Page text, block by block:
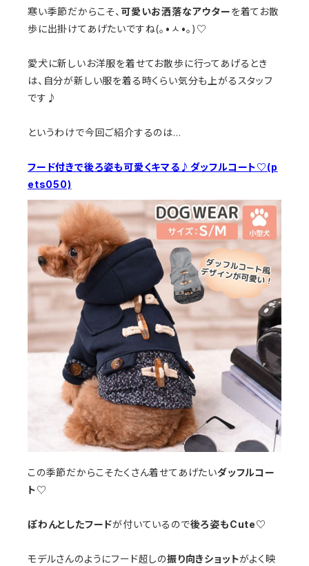
寒い季節だからこそ、 可愛いお洒落なアウターを着てお散
歩に出掛けてあげたいですね(｡•ㅅ•｡)♡
愛犬に新しいお洋服を着せてお散歩に行ってあげるとき
は、自分が新しい服を着る時くらい気分も上がるスタッフ
です♪
というわけで今回ご紹介するのは…
フード付きで後ろ姿も可愛くキマる♪ダッフルコート♡(p
ets050)
この季節だからこそたくさん着せてあげたいダッフルコー
ト♡
ぽわんとしたフードが付いているので後ろ姿もCute♡
モデルさんのようにフード超しの振り向きショットがよく映